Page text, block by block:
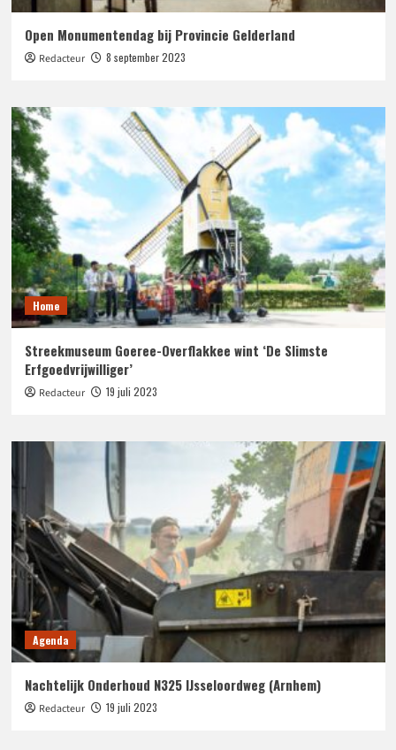
Open Monumentendag bij Provincie Gelderland
Redacteur 8 september 2023
Home
Streekmuseum Goeree-Overflakkee wint ‘De Slimste
Erfgoedvrijwilliger’
Redacteur 19 juli 2023
Agenda
Nachtelijk Onderhoud N325 IJsseloordweg (Arnhem)
Redacteur 19 juli 2023